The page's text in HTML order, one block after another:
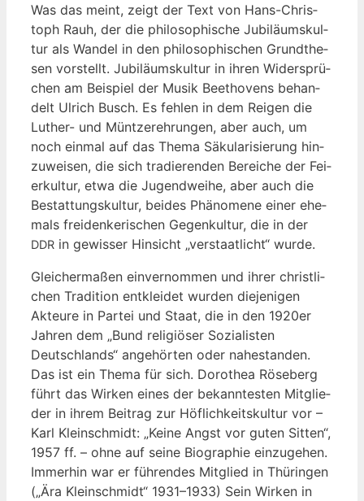
Was das meint, zeigt der Text von Hans-Chris­
toph Rauh, der die phi­lo­so­phi­sche Jubi­lä­ums­kul­
tur als Wan­del in den phi­lo­so­phi­schen Grund­the­
sen vor­stellt. Jubi­lä­ums­kul­tur in ihren Wider­sprü­
chen am Bei­spiel der Musik Beet­ho­vens behan­
delt Ulrich Busch. Es feh­len in dem Rei­gen die
Luther- und Münt­zer­eh­run­gen, aber auch, um
noch ein­mal auf das The­ma Säku­la­ri­sie­rung hin­
zu­wei­sen, die sich tra­die­ren­den Berei­che der Fei­
er­kul­tur, etwa die Jugend­wei­he, aber auch die
Bestat­tungs­kul­tur, bei­des Phä­no­me­ne einer ehe­
mals frei­den­ke­ri­schen Gegen­kul­tur, die in der
DDR in gewis­ser Hin­sicht „ver­staat­licht“ wurde.
Glei­cher­ma­ßen ein­ver­nom­men und ihrer christ­li­
chen Tra­di­ti­on ent­klei­det wur­den die­je­ni­gen
Akteu­re in Par­tei und Staat, die in den 1920er
Jah­ren dem „Bund reli­giö­ser Sozia­lis­ten
Deutsch­lands“ ange­hör­ten oder nahe­stan­den.
Das ist ein The­ma für sich. Doro­thea Röse­berg
führt das Wir­ken eines der bekann­tes­ten Mit­glie­
der in ihrem Bei­trag zur Höf­lich­keits­kul­tur vor –
Karl Klein­schmidt: „Kei­ne Angst vor guten Sit­ten“,
1957 ff. – ohne auf sei­ne Bio­gra­phie ein­zu­ge­hen.
Immer­hin war er füh­ren­des Mit­glied in Thü­rin­gen
(„Ära Klein­schmidt“ 1931–1933) Sein Wir­ken in